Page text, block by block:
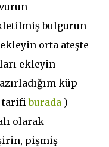
bulgurun
orta ateşte
ekleyin
küp
tarifiburada )
olarak
pişmiş